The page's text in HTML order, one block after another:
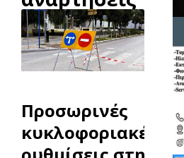
Προσωρινές
κυκλοφοριακές